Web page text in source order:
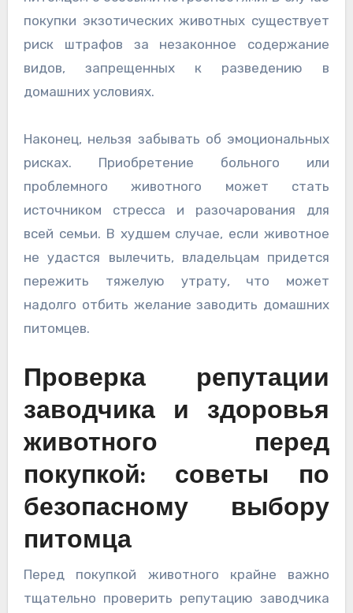
покупки экзотических животных существует
риск штрафов за незаконное содержание
видов, запрещенных к разведению в
домашних условиях.
Наконец, нельзя забывать об эмоциональных
рисках. Приобретение больного или
проблемного животного может стать
источником стресса и разочарования для
всей семьи. В худшем случае, если животное
не удастся вылечить, владельцам придется
пережить тяжелую утрату, что может
надолго отбить желание заводить домашних
питомцев.
Проверка репутации
заводчика и здоровья
животного перед
покупкой: советы по
безопасному выбору
питомца
Перед покупкой животного крайне важно
тщательно проверить репутацию заводчика